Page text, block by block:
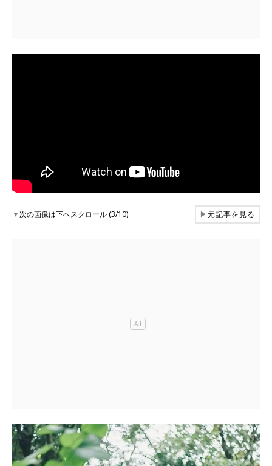
▼次の画像は下へスクロール (3/10) ▶元記事を見る